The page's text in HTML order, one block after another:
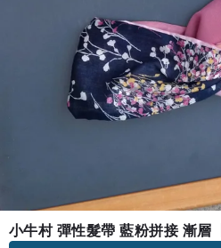
小牛村 彈性髮帶 藍粉拼接 漸層